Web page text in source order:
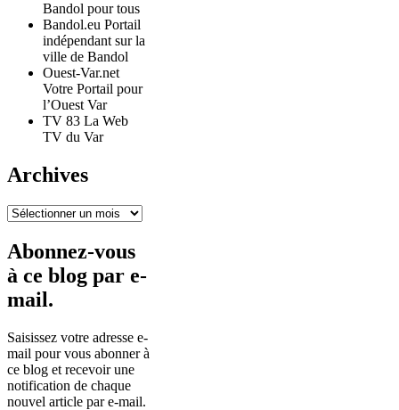
Bandol pour tous
Bandol.eu Portail
indépendant sur la
ville de Bandol
Ouest-Var.net
Votre Portail pour
l’Ouest Var
TV 83 La Web
TV du Var
Archives
Archives
Abonnez-vous
à ce blog par e-
mail.
Saisissez votre adresse e-
mail pour vous abonner à
ce blog et recevoir une
notification de chaque
nouvel article par e-mail.